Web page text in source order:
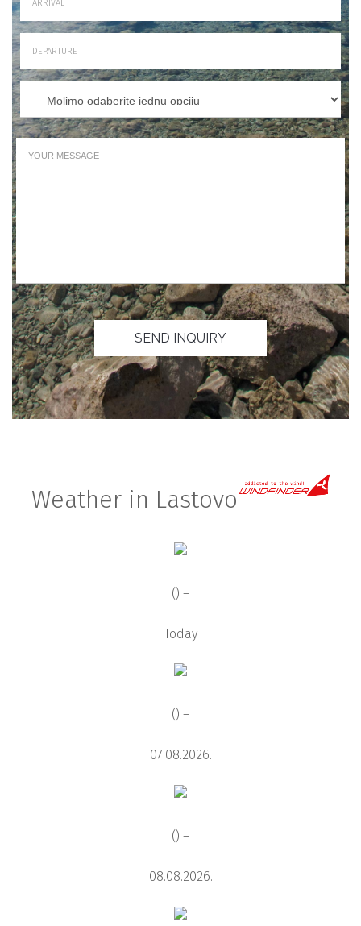
SEND INQUIRY
Weather in Lastovo
() –
Today
() –
07.08.2026.
() –
08.08.2026.